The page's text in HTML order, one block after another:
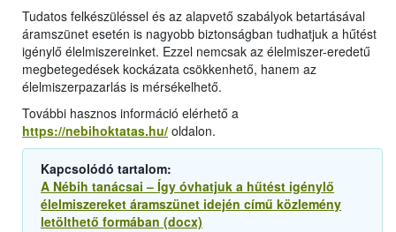
Tudatos felkészüléssel és az alapvető szabályok betartásával
áramszünet esetén is nagyobb biztonságban tudhatjuk a hűtést
igénylő élelmiszereinket. Ezzel nemcsak az élelmiszer-eredetű
megbetegedések kockázata csökkenhető, hanem az
élelmiszerpazarlás is mérsékelhető.
További hasznos információ elérhető a
https://nebihoktatas.hu/ oldalon.
Kapcsolódó tartalom:
A Nébih tanácsai – Így óvhatjuk a hűtést igénylő
élelmiszereket áramszünet idején című közlemény
letölthető formában (docx)